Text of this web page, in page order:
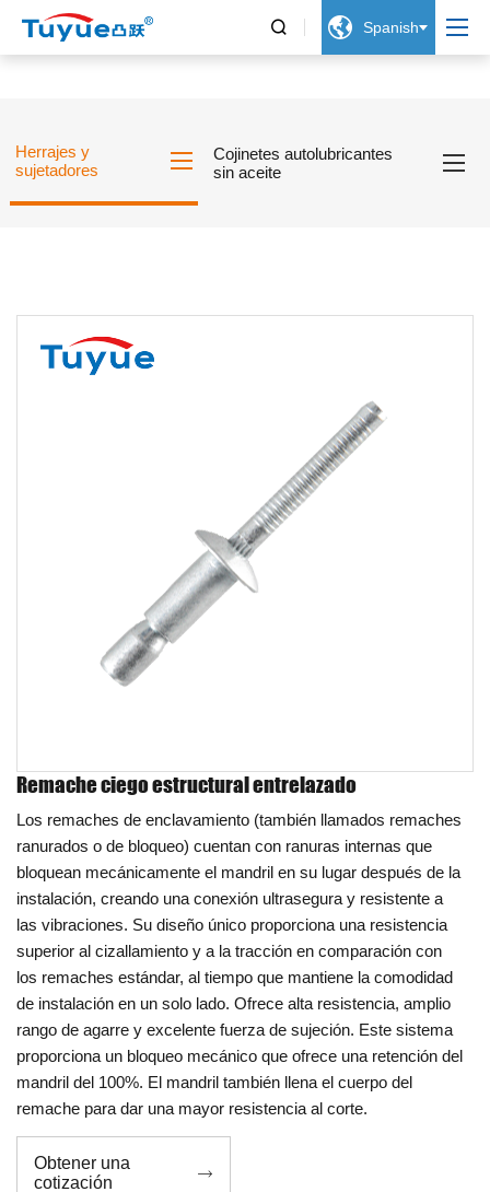
  Spanish
Herrajes y
sujetadores
Cojinetes autolubricantes
sin aceite
Remache ciego estructural entrelazado
Los remaches de enclavamiento (también llamados remaches
ranurados o de bloqueo) cuentan con ranuras internas que
bloquean mecánicamente el mandril en su lugar después de la
instalación, creando una conexión ultrasegura y resistente a
las vibraciones. Su diseño único proporciona una resistencia
superior al cizallamiento y a la tracción en comparación con
los remaches estándar, al tiempo que mantiene la comodidad
de instalación en un solo lado. Ofrece alta resistencia, amplio
rango de agarre y excelente fuerza de sujeción. Este sistema
proporciona un bloqueo mecánico que ofrece una retención del
mandril del 100%. El mandril también llena el cuerpo del
remache para dar una mayor resistencia al corte.
Obtener una
cotización
